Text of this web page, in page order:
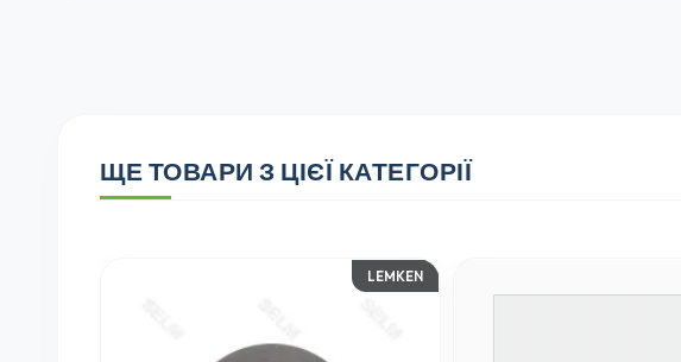
ЩЕ ТОВАРИ З ЦІЄЇ КАТЕГОРІЇ
LEMKEN